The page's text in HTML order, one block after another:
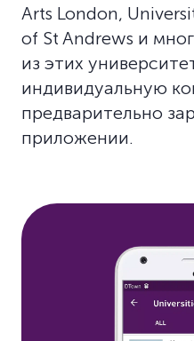
Arts London,
of St Andrews и
из этих
индивидуальную
предварительно
приложении.